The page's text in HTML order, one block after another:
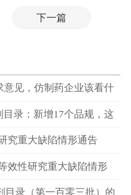
下一篇
意见，仿制药企业该看什
录：新增17个品规，这
究重大缺陷情形通告
效性研究重大缺陷情形
目录（第一百零三批）的